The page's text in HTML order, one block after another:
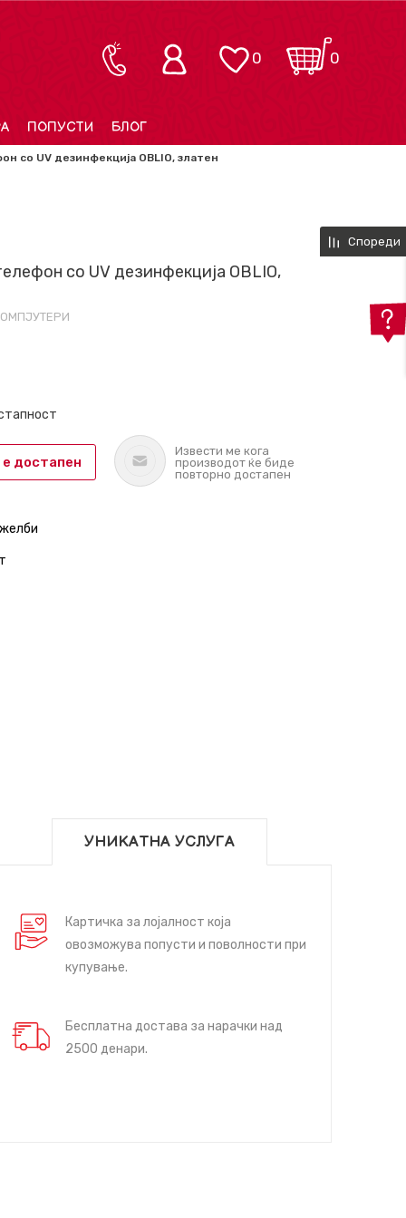
0
0
ПОПУСТИ БЛОГ
со UV дезинфекција OBLIO, златен
со UV дезинфекција OBLIO,
достапен
Извести ме кога
производот ќе биде
повторно достапен
УНИКАТНА УСЛУГА
Картичка за лојалност која
овозможува попусти и поволности при
купување.
Бесплатна достава за нарачки над
2500 денари.
Спореди